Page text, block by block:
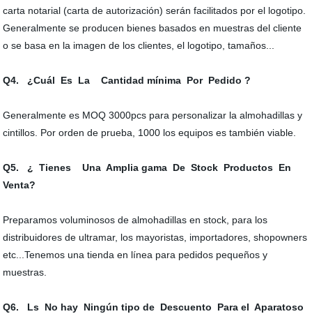
carta notarial (carta de autorización) serán facilitados por el logotipo.
Generalmente se producen bienes basados en muestras del cliente
o se basa en la imagen de los clientes, el logotipo, tamaños...
Q4. ¿Cuál Es La Cantidad mínima Por Pedido ?
Generalmente es MOQ 3000pcs para personalizar la almohadillas y
cintillos. Por orden de prueba, 1000 los equipos es también viable.
Q5. ¿ Tienes Una Amplia gama De Stock Productos En
Venta?
Preparamos voluminosos de almohadillas en stock, para los
distribuidores de ultramar, los mayoristas, importadores, shopowners
etc...Tenemos una tienda en línea para pedidos pequeños y
muestras.
Q6. Ls No hay Ningún tipo de Descuento Para el Aparatoso